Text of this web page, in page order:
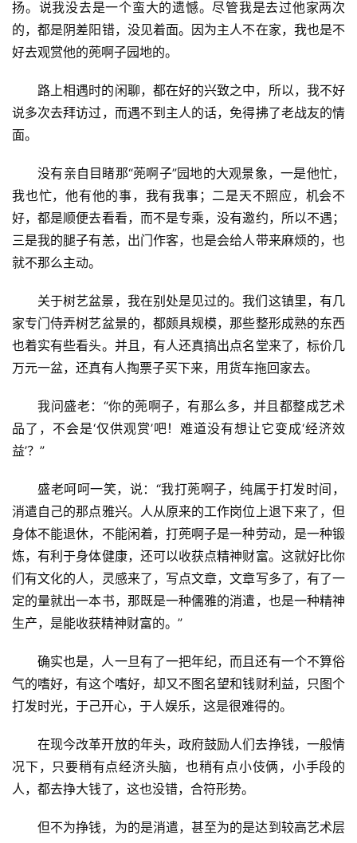
化
生
情
感
游
育
儿
乐
专
更
多
登录 注册
扬。说我没去是一个蛮大的遗憾。尽管我是去过他家两次
的，都是阴差阳错，没见着面。因为主人不在家，我也是不
好去观赏他的蔸啊子园地的。
路上相遇时的闲聊，都在好的兴致之中，所以，我不好
说多次去拜访过，而遇不到主人的话，免得拂了老战友的情
面。
没有亲自目睹那“蔸啊子”园地的大观景象，一是他忙，
我也忙，他有他的事，我有我事；二是天不照应，机会不
好，都是顺便去看看，而不是专乘，没有邀约，所以不遇；
三是我的腿子有恙，出门作客，也是会给人带来麻烦的，也
就不那么主动。
关于树艺盆景，我在别处是见过的。我们这镇里，有几
家专门侍弄树艺盆景的，都颇具规模，那些整形成熟的东西
也着实有些看头。并且，有人还真搞出点名堂来了，标价几
万元一盆，还真有人掏票子买下来，用货车拖回家去。
我问盛老：“你的蔸啊子，有那么多，并且都整成艺术
品了，不会是‘仅供观赏’吧！难道没有想让它变成‘经济效
益’？”
盛老呵呵一笑，说：“我打蔸啊子，纯属于打发时间，
消遣自己的那点雅兴。人从原来的工作岗位上退下来了，但
身体不能退休，不能闲着，打蔸啊子是一种劳动，是一种锻
炼，有利于身体健康，还可以收获点精神财富。这就好比你
们有文化的人，灵感来了，写点文章，文章写多了，有了一
定的量就出一本书，那既是一种儒雅的消遣，也是一种精神
生产，是能收获精神财富的。”
确实也是，人一旦有了一把年纪，而且还有一个不算俗
气的嗜好，有这个嗜好，却又不图名望和钱财利益，只图个
打发时光，于己开心，于人娱乐，这是很难得的。
在现今改革开放的年头，政府鼓励人们去挣钱，一般情
况下，只要稍有点经济头脑，也稍有点小伎俩，小手段的
人，都去挣大钱了，这也没错，合符形势。
但不为挣钱，为的是消遣，甚至为的是达到较高艺术层